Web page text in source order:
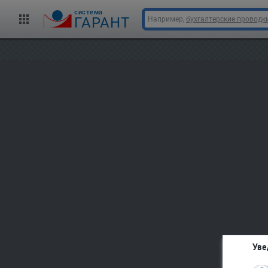
cистема
ГАРАНТ Например, бухгалтерские